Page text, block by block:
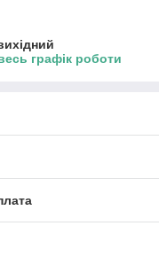
графік роботи